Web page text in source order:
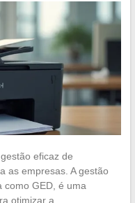
eficaz de
as empresas. A gestão
como GED, é uma
otimizar a…